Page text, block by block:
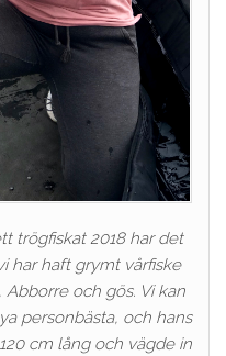
trögfiskat 2018 har det
har haft grymt vårfiske
och gös. Vi kan
personbästa, och hans
cm lång och vägde in